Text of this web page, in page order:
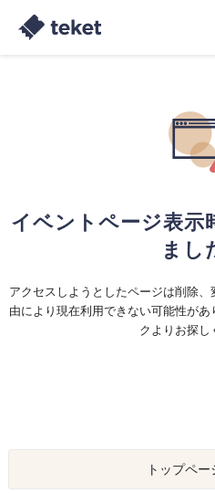
イベントページ表示
まし
アクセスしようとしたページは削除
由により現在利用できない可能性が
クよりお探し
トップペー